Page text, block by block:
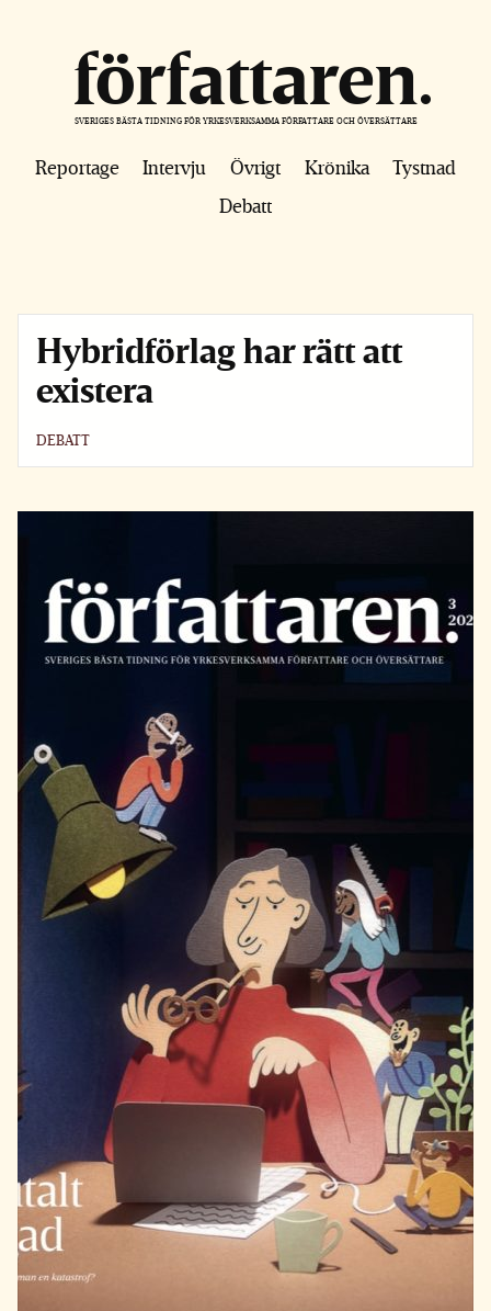
författaren
SVERIGES BÄSTA TIDNING FÖR YRKESVERKSAMMA FÖRFATTARE OCH ÖVERSÄTTARE
Reportage Intervju Övrigt Krönika
Tystnad
Debatt
Hybridförlag har rätt att
existera
DEBATT